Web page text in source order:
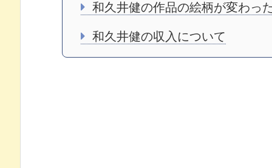
和久井健の作品の絵柄が変わっ
和久井健の収入について